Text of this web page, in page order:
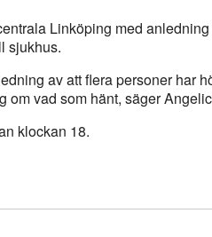
Linköping med
sjukhus.
av att flera personer har
om vad som hänt, säger
klockan 18.